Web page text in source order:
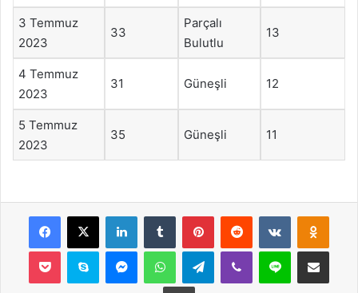
3 Temmuz
2023
33
Parçalı
Bulutlu
13
4 Temmuz
2023
31 Güneşli 12
5 Temmuz
2023
35 Güneşli 11
Facebook
X LinkedInTumblr PinterestReddit VKontakte
Pocket Skype MessengerWhatsAppTelegramViber Line E-Posta ile
Yazdır